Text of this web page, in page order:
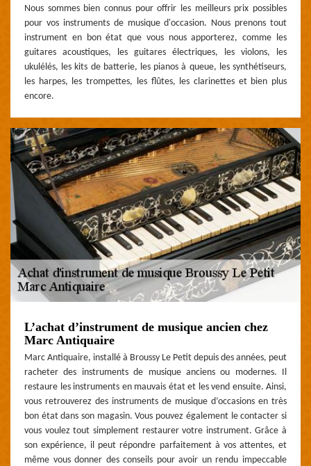
Nous sommes bien connus pour offrir les meilleurs prix possibles
pour vos instruments de musique d'occasion. Nous prenons tout
instrument en bon état que vous nous apporterez, comme les
guitares acoustiques, les guitares électriques, les violons, les
ukulélés, les kits de batterie, les pianos à queue, les synthétiseurs,
les harpes, les trompettes, les flûtes, les clarinettes et bien plus
encore.
L’achat d’instrument de musique ancien chez
Marc Antiquaire
Marc Antiquaire, installé à Broussy Le Petit depuis des années, peut
racheter des instruments de musique anciens ou modernes. Il
restaure les instruments en mauvais état et les vend ensuite. Ainsi,
vous retrouverez des instruments de musique d’occasions en très
bon état dans son magasin. Vous pouvez également le contacter si
vous voulez tout simplement restaurer votre instrument. Grâce à
son expérience, il peut répondre parfaitement à vos attentes, et
même vous donner des conseils pour avoir un rendu impeccable